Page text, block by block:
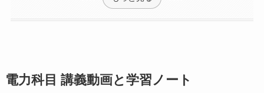
電力科目 講義動画と学習ノート